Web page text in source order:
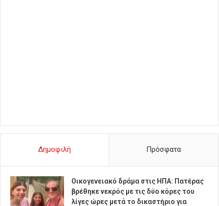
Δημοφιλή Πρόσφατα
Οικογενειακό δράμα στις ΗΠΑ: Πατέρας
βρέθηκε νεκρός με τις δύο κόρες του
λίγες ώρες μετά το δικαστήριο για